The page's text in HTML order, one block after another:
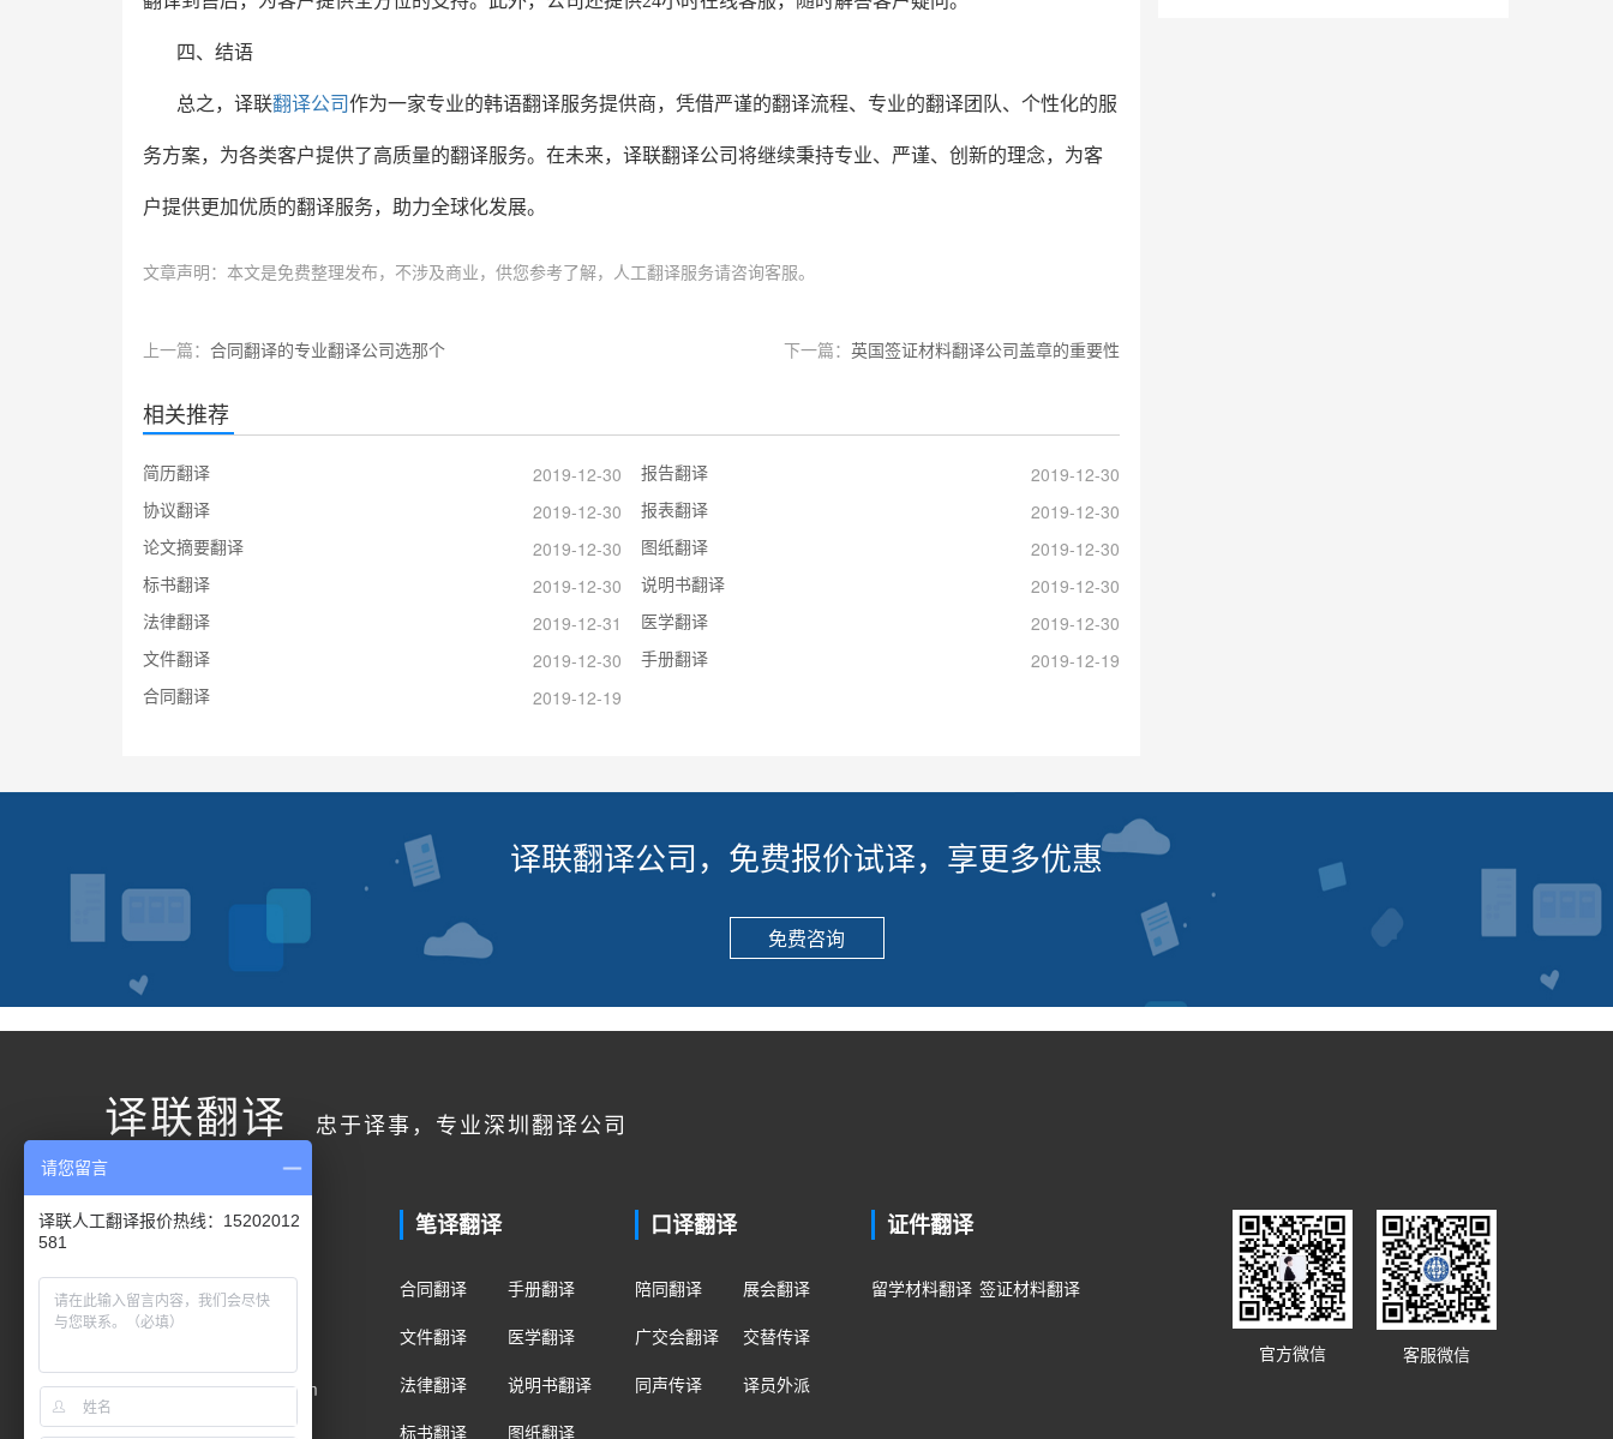
四、结语
总之，译联翻译公司作为一家专业的韩语翻译服务提供商，凭借严谨的翻译流程、专业的翻译团队、个性化的服
务方案，为各类客户提供了高质量的翻译服务。在未来，译联翻译公司将继续秉持专业、严谨、创新的理念，为客
户提供更加优质的翻译服务，助力全球化发展。
文章声明：本文是免费整理发布，不涉及商业，供您参考了解，人工翻译服务请咨询客服。
上一篇： 合同翻译的专业翻译公司选那个 下一篇： 英国签证材料翻译公司盖章的重要性
相关推荐
简历翻译 2019-12-30 报告翻译
2019-12-30
协议翻译
2019-12-30 报表翻译
2019-12-30
论文摘要翻译
2019-12-30 图纸翻译
2019-12-30
标书翻译
2019-12-30 说明书翻译
2019-12-30
法律翻译
2019-12-31 医学翻译
2019-12-30
文件翻译
2019-12-30 手册翻译
2019-12-19
合同翻译
2019-12-19
译联翻译公司，免费报价试译，享更多优惠
免费咨询
译联翻译 忠于译事，专业深圳翻译公司
联系我们
客户服务
400电话：400-178-1661
Email：fanyi@translian.com
笔译翻译
合同翻译
手册翻译
文件翻译
医学翻译
法律翻译
说明书翻译
标书翻译
图纸翻译
口译翻译
陪同翻译
展会翻译
广交会翻译
交替传译
同声传译
译员外派
证件翻译
留学材料翻译 签证材料翻译
客服微信
官方微信
请您留言
译联人工翻译报价热线：15202012
581